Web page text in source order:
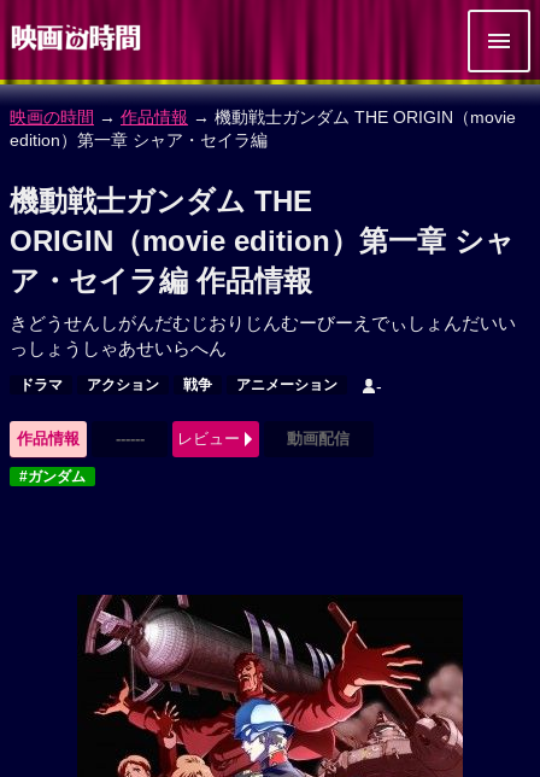
映画の時間 → 作品情報 → 機動戦士ガンダム THE ORIGIN（movie
edition）第一章 シャア・セイラ編
機動戦士ガンダム THE
ORIGIN（movie edition）第一章 シャ
ア・セイラ編 作品情報
きどうせんしがんだむじおりじんむーびーえでぃしょんだいい
っしょうしゃあせいらへん
ドラマ アクション 戦争 アニメーション -
作品情報 ------ レビュー 動画配信
#ガンダム